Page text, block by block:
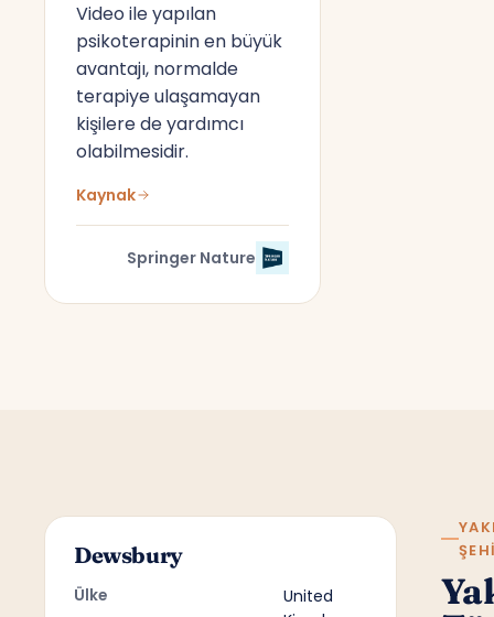
Video ile yapılan
psikoterapinin en büyük
avantajı, normalde
terapiye ulaşamayan
kişilere de yardımcı
olabilmesidir.
Kaynak
Springer Nature
Dewsbury
Ülke
United